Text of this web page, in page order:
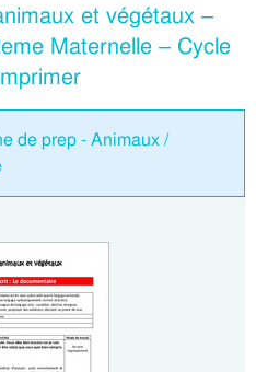
et végétaux –
Maternelle – Cycle
de prep - Animaux /